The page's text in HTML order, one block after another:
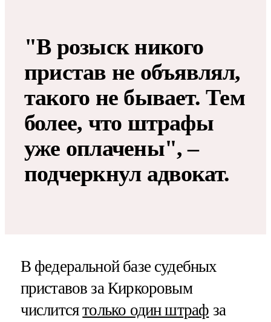
"В розыск никого
пристав не объявлял,
такого не бывает. Тем
более, что штрафы
уже оплачены", –
подчеркнул адвокат.
В федеральной базе судебных
приставов за Киркоровым
числитсятолько один штраф за